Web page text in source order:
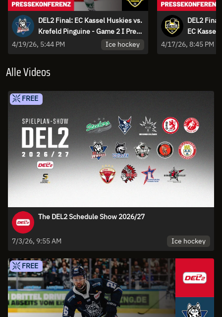
DEL2 Final: EC Kassel Huskies vs.
Krefeld Pinguine - Game 2 I Press
Conference
4/19/26, 5:44 PM Ice hockey
DEL2
EC Kassel
Press
4/17/26, 8:45 PM
Alle Videos
FREE
The DEL2 Schedule Show 2026/27
7/3/26, 9:55 AM Ice hockey
FREE